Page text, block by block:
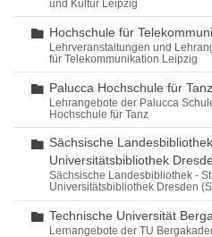
und Kultur Leipzig
Ordner
Hochschule für
Lehrveranstaltungen und
für Telekommunikation Leipzig
Ordner
Palucca Hochschule für
Lehrangebote der Palucca
Hochschule für Tanz
Ordner
Sächsische
Universitätsbibliothek
Sächsische Landesbibliothek -
Universitätsbibliothek Dresden
Ordner
Technische Universität
Lernangebote der TU